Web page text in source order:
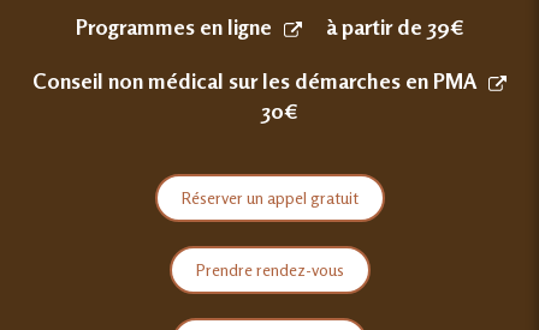
Programmes en ligne à partir de 39€
Conseil non médical sur les démarches en PMA
30€
Réserver un appel gratuit
Prendre rendez-vous